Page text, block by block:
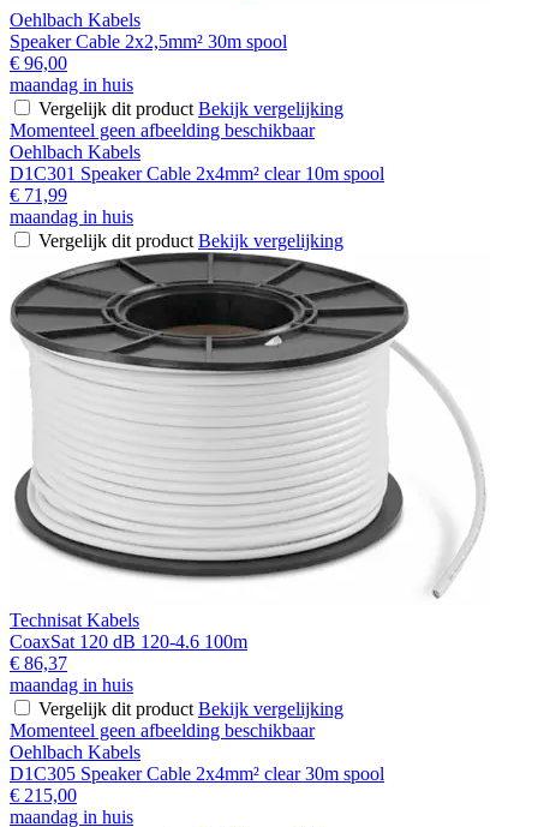
Oehlbach Kabels
Speaker Cable 2x2,5mm² 30m spool
€ 96,00
maandag in huis
Vergelijk dit product Bekijk vergelijking
Momenteel geen afbeelding beschikbaar
Oehlbach Kabels
D1C301 Speaker Cable 2x4mm² clear 10m spool
€ 71,99
maandag in huis
Vergelijk dit product Bekijk vergelijking
Technisat Kabels
CoaxSat 120 dB 120-4.6 100m
€ 86,37
maandag in huis
Vergelijk dit product Bekijk vergelijking
Momenteel geen afbeelding beschikbaar
Oehlbach Kabels
D1C305 Speaker Cable 2x4mm² clear 30m spool
€ 215,00
maandag in huis